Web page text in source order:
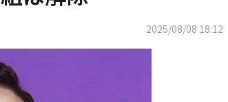
2025/08/08 18:12